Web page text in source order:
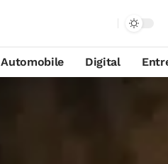
Automobile Digital